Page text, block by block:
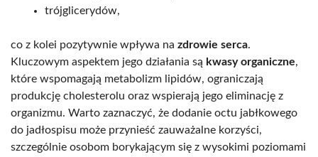
trójglicerydów,
co z kolei pozytywnie wpływa na zdrowie serca.
Kluczowym aspektem jego działania są kwasy organiczne,
które wspomagają metabolizm lipidów, ograniczają
produkcję cholesterolu oraz wspierają jego eliminację z
organizmu. Warto zaznaczyć, że dodanie octu jabłkowego
do jadłospisu może przynieść zauważalne korzyści,
szczególnie osobom borykającym się z wysokimi poziomami